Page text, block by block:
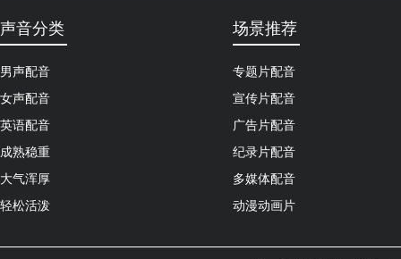
声音分类
男声配音
女声配音
英语配音
成熟稳重
大气浑厚
轻松活泼
场景推荐
专题片配音
宣传片配音
广告片配音
纪录片配音
多媒体配音
动漫动画片